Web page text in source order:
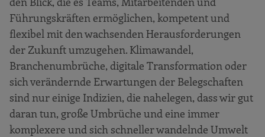
Führungskräften ermöglichen, kompetent und
flexibel mit den wachsenden Herausforderungen
der Zukunft umzugehen. Klimawandel,
Branchenumbrüche, digitale Transformation oder
sich verändernde Erwartungen der Belegschaften
sind nur einige Indizien, die nahelegen, dass wir gut
daran tun, große Umbrüche und eine immer
komplexere und sich schneller wandelnde Umwelt